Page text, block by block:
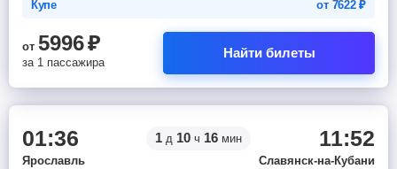
Купе от 7622₽
от 5996₽
за 1 пассажира
Найти билеты
01:36 1 д 10 ч 16 мин 11:52
Ярославль
Славянск-на-Кубани